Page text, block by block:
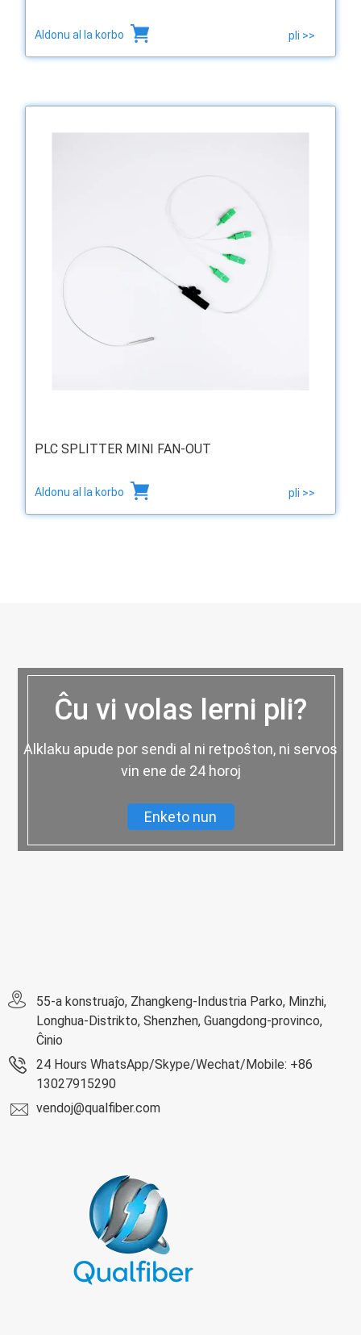
Aldonu al la korbo pli >>
PLC SPLITTER MINI FAN-OUT
Aldonu al la korbo pli >>
Ĉu vi volas lerni pli?
Alklaku apude por sendi al ni retpoŝton, ni servos
vin ene de 24 horoj
Enketo nun
55-a konstruaĵo, Zhangkeng-Industria Parko, Minzhi,
Longhua-Distrikto, Shenzhen, Guangdong-provinco,
Ĉinio
24 Hours WhatsApp/Skype/Wechat/Mobile: +86
13027915290
vendoj@qualfiber.com